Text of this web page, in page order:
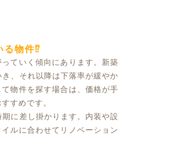
物件⁉
ていく傾向にあります。新築
、それ以降は下落率が緩やか
物件を探す場合は、価格が手
すめです。
に差し掛かります。内装や設
ルに合わせてリノベーション